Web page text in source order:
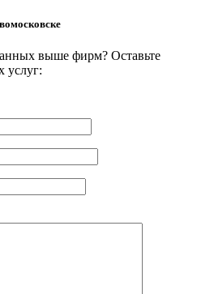
выше фирм? Оставьте
услуг: